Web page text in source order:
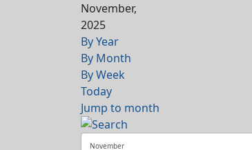
November,
2025
By Year
By Month
By Week
Today
Jump to month